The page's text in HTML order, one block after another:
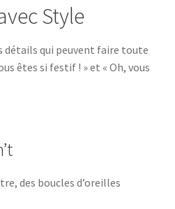
Style
détails qui peuvent faire toute
êtes si festif ! » et « Oh, vous
des boucles d’oreilles